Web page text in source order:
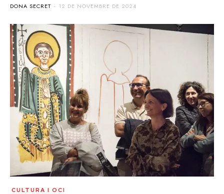
DONA SECRET - 12 DE NOVEMBRE DE 2024
CULTURA I OCI